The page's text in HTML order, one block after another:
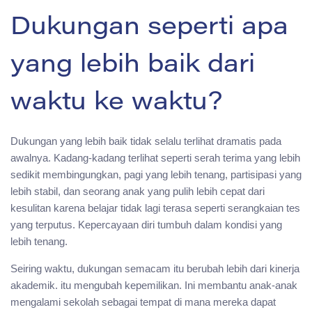
Dukungan seperti apa
yang lebih baik dari
waktu ke waktu?
Dukungan yang lebih baik tidak selalu terlihat dramatis pada
awalnya. Kadang-kadang terlihat seperti serah terima yang lebih
sedikit membingungkan, pagi yang lebih tenang, partisipasi yang
lebih stabil, dan seorang anak yang pulih lebih cepat dari
kesulitan karena belajar tidak lagi terasa seperti serangkaian tes
yang terputus. Kepercayaan diri tumbuh dalam kondisi yang
lebih tenang.
Seiring waktu, dukungan semacam itu berubah lebih dari kinerja
akademik. itu mengubah kepemilikan. Ini membantu anak-anak
mengalami sekolah sebagai tempat di mana mereka dapat